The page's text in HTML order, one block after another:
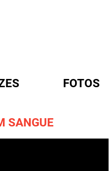
FOTOS
SANGUE